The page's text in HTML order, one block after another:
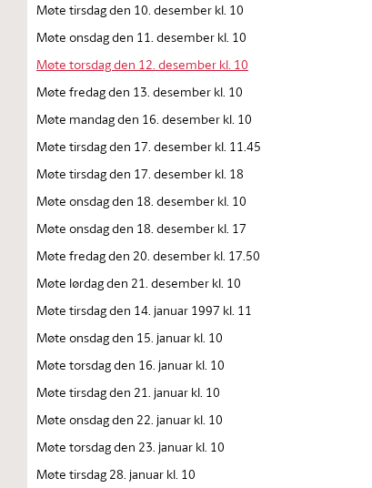
Møte tirsdag den 10. desember kl. 10
Møte onsdag den 11. desember kl. 10
Møte torsdag den 12. desember kl. 10
Møte fredag den 13. desember kl. 10
Møte mandag den 16. desember kl. 10
Møte tirsdag den 17. desember kl. 11.45
Møte tirsdag den 17. desember kl. 18
Møte onsdag den 18. desember kl. 10
Møte onsdag den 18. desember kl. 17
Møte fredag den 20. desember kl. 17.50
Møte lørdag den 21. desember kl. 10
Møte tirsdag den 14. januar 1997 kl. 11
Møte onsdag den 15. januar kl. 10
Møte torsdag den 16. januar kl. 10
Møte tirsdag den 21. januar kl. 10
Møte onsdag den 22. januar kl. 10
Møte torsdag den 23. januar kl. 10
Møte tirsdag 28. januar kl. 10